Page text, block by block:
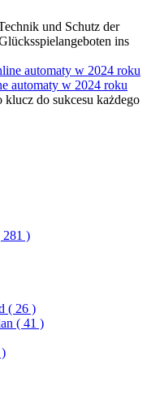
und Schutz der
ins
automaty w 2024 roku
do sukcesu każdego
281 )
( 26 )
( 41 )